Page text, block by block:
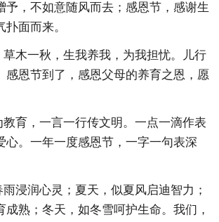
予，不如意随风而去；感恩节，感谢生
面而来。
草木一秋，生我养我，为我担忧。儿行
感恩节到了，感恩父母的养育之恩，愿
教育，一言一行传文明。一点一滴作表
心。一年一度感恩节，一字一句表深
浸润心灵；夏天，似夏风启迪智力；
成熟；冬天，如冬雪呵护生命。我们，